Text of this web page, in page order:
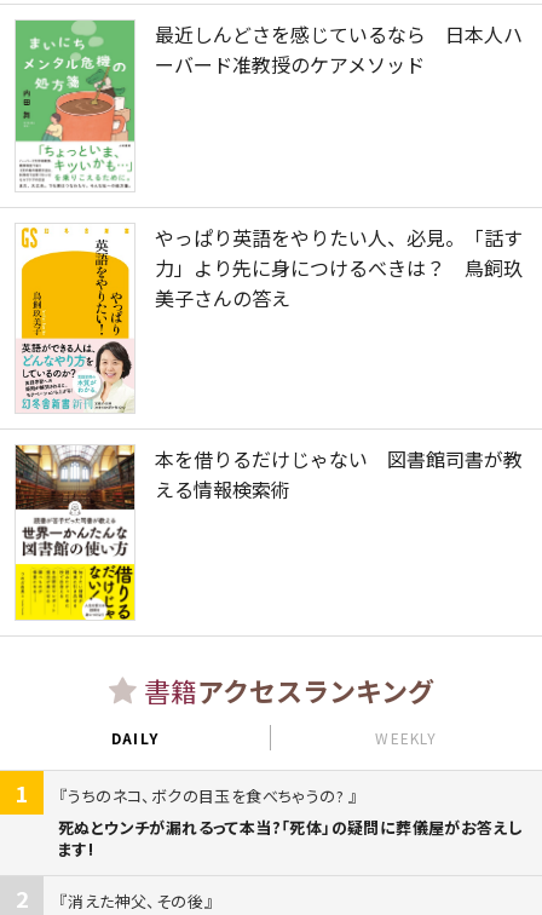
最近しんどさを感じているなら 日本人ハ
ーバード准教授のケアメソッド
やっぱり英語をやりたい人、必見。「話す
力」より先に身につけるべきは？ 鳥飼玖
美子さんの答え
本を借りるだけじゃない 図書館司書が教
える情報検索術
書籍アクセスランキング
DAILY WEEKLY
1
うちのネコ、ボクの目玉を食べちゃうの?
死ぬとウンチが漏れるって本当?「死体」の疑問に葬儀屋がお答えし
ます!
2
消えた神父、その後